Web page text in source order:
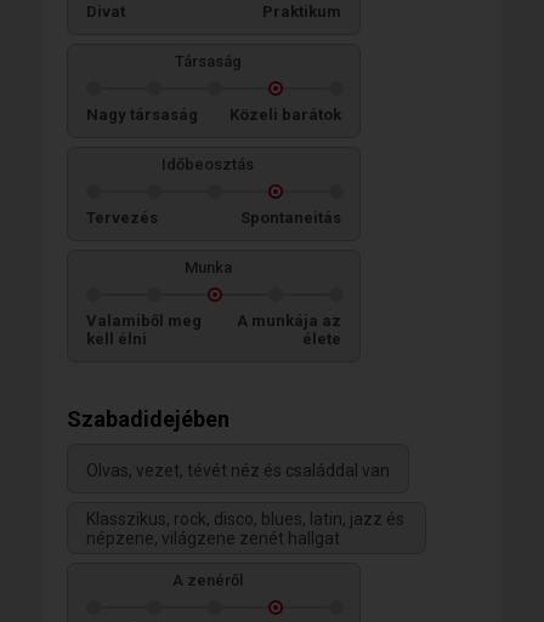
Divat Praktikum
Társaság
Nagy társaság Közeli barátok
Időbeosztás
Tervezés Spontaneitás
Munka
Valamiből meg
kell élni
A munkája az
élete
Szabadidejében
Olvas, vezet, tévét néz és családdal van
Klasszikus, rock, disco, blues, latin, jazz és
népzene, világzene zenét hallgat
A zenéről